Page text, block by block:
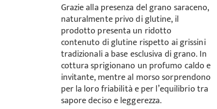
Grazie alla presenza del grano saraceno,
naturalmente privo di glutine, il
prodotto presenta un ridotto
contenuto di glutine rispetto ai grissini
tradizionali a base esclusiva di grano. In
cottura sprigionano un profumo caldo e
invitante, mentre al morso sorprendono
per la loro friabilità e per l’equilibrio tra
sapore deciso e leggerezza.